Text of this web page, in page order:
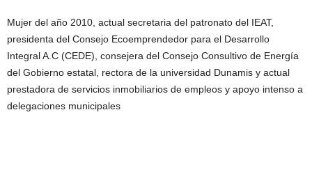
Mujer del año 2010, actual secretaria del patronato del IEAT,
presidenta del Consejo Ecoemprendedor para el Desarrollo
Integral A.C (CEDE), consejera del Consejo Consultivo de Energía
del Gobierno estatal, rectora de la universidad Dunamis y actual
prestadora de servicios inmobiliarios de empleos y apoyo intenso a
delegaciones municipales